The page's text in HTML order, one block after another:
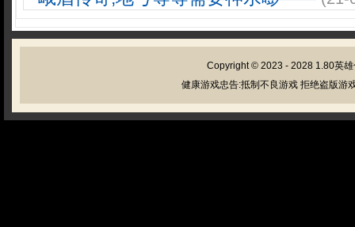
Copyright © 2023 - 2028 1.80英
健康游戏忠告:抵制不良游戏 拒绝盗版游